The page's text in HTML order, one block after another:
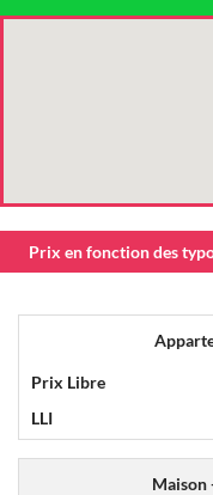
Prix en fonction des
Maison